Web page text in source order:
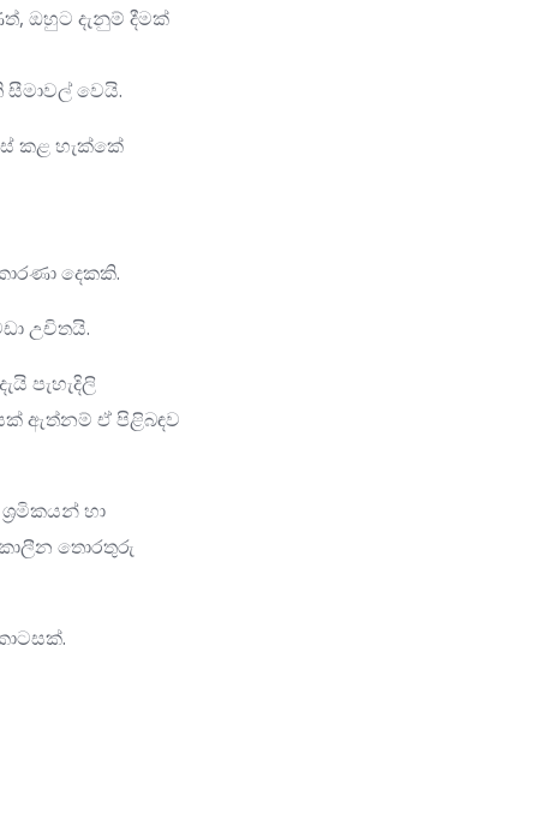
ඔහුට දැනුම් දීමක්
වෙයි.
කළ හැක්කේ
දෙකකි.
උචිතයි.
පැහැදිලි
ඇත්නම් ඒ පිළිබඳව
හා
තොරතුරු